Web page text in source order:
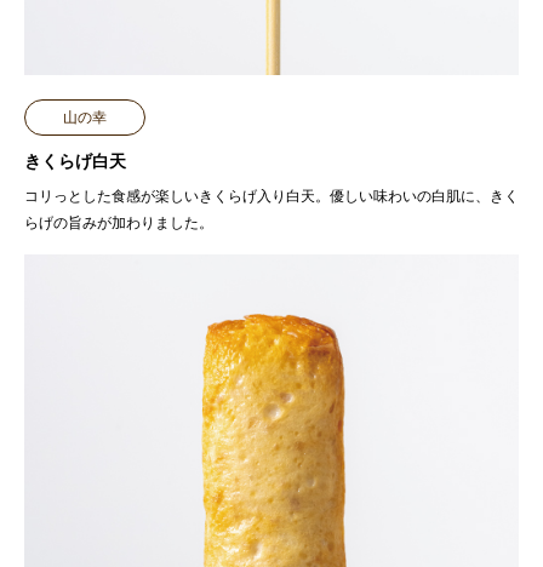
山の幸
きくらげ白天
コリっとした食感が楽しいきくらげ入り白天。優しい味わいの白肌に、きく
らげの旨みが加わりました。